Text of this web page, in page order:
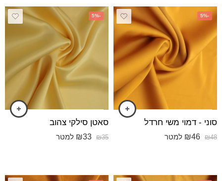
-5%
סוני - דמוי משי חרדל
₪48
₪46 למטר
-5%
סאטן סילקי צהוב
₪35
₪33 למטר